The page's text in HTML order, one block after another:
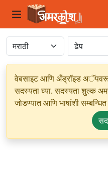
वेबसाइट आणि अँड्रॉइड अॅपवरून
सदस्यता घ्या. सदस्यता शुल्क
जोडण्यात आणि भाषांशी